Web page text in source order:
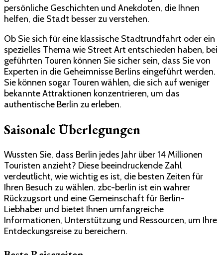
persönliche Geschichten und Anekdoten, die Ihnen
helfen, die Stadt besser zu verstehen.
Ob Sie sich für eine klassische Stadtrundfahrt oder ein
spezielles Thema wie Street Art entschieden haben, bei
geführten Touren können Sie sicher sein, dass Sie von
Experten in die Geheimnisse Berlins eingeführt werden.
Sie können sogar Touren wählen, die sich auf weniger
bekannte Attraktionen konzentrieren, um das
authentische Berlin zu erleben.
Saisonale Überlegungen
Wussten Sie, dass Berlin jedes Jahr über 14 Millionen
Touristen anzieht? Diese beeindruckende Zahl
verdeutlicht, wie wichtig es ist, die besten Zeiten für
Ihren Besuch zu wählen. zbc-berlin ist ein wahrer
Rückzugsort und eine Gemeinschaft für Berlin-
Liebhaber und bietet Ihnen umfangreiche
Informationen, Unterstützung und Ressourcen, um Ihre
Entdeckungsreise zu bereichern.